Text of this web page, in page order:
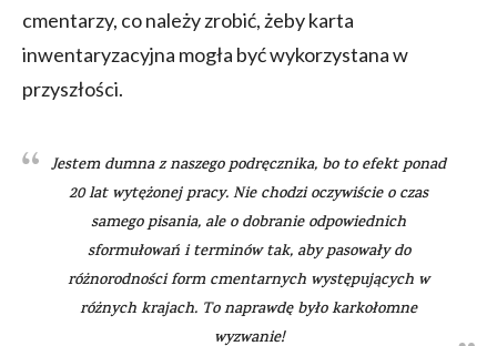
cmentarzy, co należy zrobić, żeby karta
inwentaryzacyjna mogła być wykorzystana w
przyszłości.
Jestem dumna z naszego podręcznika, bo to efekt ponad
20 lat wytężonej pracy. Nie chodzi oczywiście o czas
samego pisania, ale o dobranie odpowiednich
sformułowań i terminów tak, aby pasowały do
różnorodności form cmentarnych występujących w
różnych krajach. To naprawdę było karkołomne
wyzwanie!